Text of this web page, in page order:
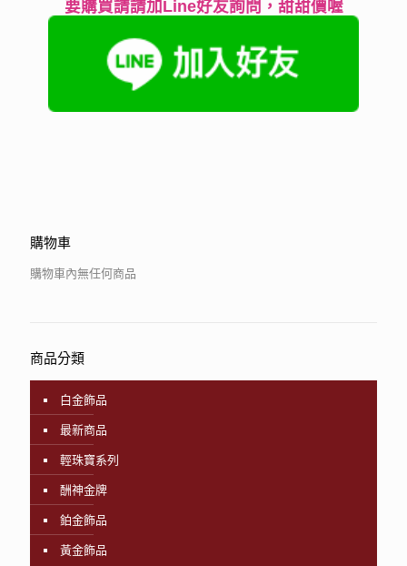
要購買請請加Line好友詢問，甜甜價喔
購物車
購物車內無任何商品
商品分類
白金飾品
最新商品
輕珠寶系列
酬神金牌
鉑金飾品
黃金飾品